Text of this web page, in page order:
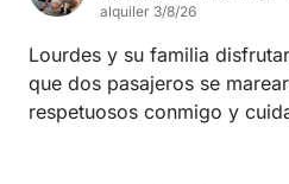
alquiler 3/8/26
Lourdes y su familia
que dos pasajeros se
respetuosos conmigo y